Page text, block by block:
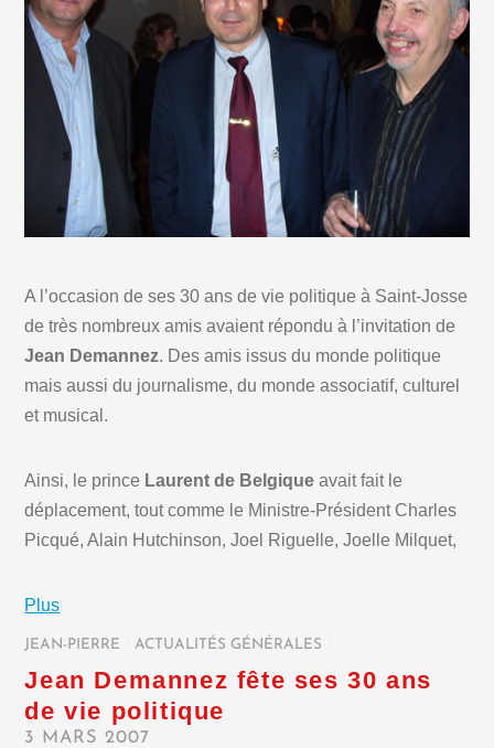
A l’occasion de ses 30 ans de vie politique à Saint-Josse
de très nombreux amis avaient répondu à l’invitation de
Jean Demannez. Des amis issus du monde politique
mais aussi du journalisme, du monde associatif, culturel
et musical.
Ainsi, le prince Laurent de Belgique avait fait le
déplacement, tout comme le Ministre-Président Charles
Picqué, Alain Hutchinson, Joel Riguelle, Joelle Milquet,
Plus
JEAN-PIERRE ACTUALITÉS GÉNÉRALES
Jean Demannez fête ses 30 ans
de vie politique
3 MARS 2007